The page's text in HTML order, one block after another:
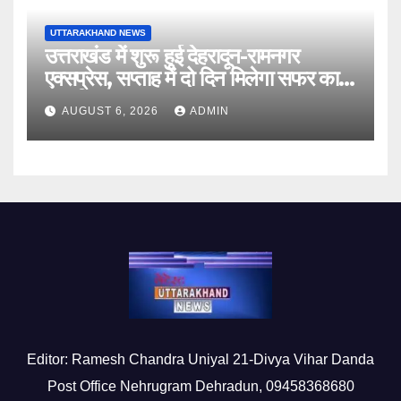
UTTARAKHAND NEWS
उत्तराखंड में शुरू हुई देहरादून-रामनगर
एक्सप्रेस, सप्ताह में दो दिन मिलेगा सफर का
नया विकल्प
AUGUST 6, 2026 ADMIN
Editor: Ramesh Chandra Uniyal 21-Divya Vihar Danda
Post Office Nehrugram Dehradun, 09458368680